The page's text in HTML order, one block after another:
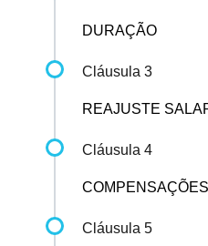
DURAÇÃO
Cláusula 3
REAJUSTE
Cláusula 4
Cláusula 5